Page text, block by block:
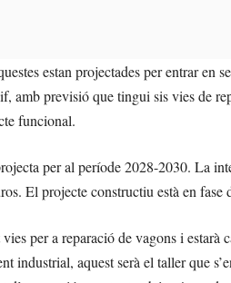
estan projectades per entrar en
amb previsió que tingui sis vies de
funcional.
per al període 2028-2030. La
El projecte constructiu està en fase
per a reparació de vagons i estarà
industrial, aquest serà el taller que